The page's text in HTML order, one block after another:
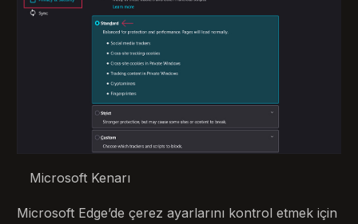
Microsoft Kenarı
Microsoft Edge’de çerez ayarlarını kontrol etmek için